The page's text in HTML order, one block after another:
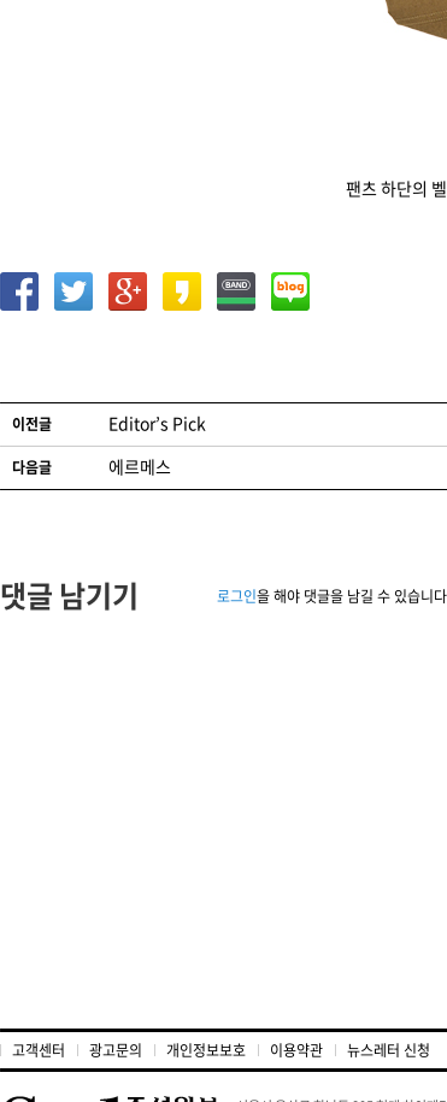
팬츠 하단의
글 네비게이션
이전글 Editor’s Pick
다음글 에르메스
댓글 남기기 로그인을 해야 댓글을 남길 수 있습니
고객센터 광고문의 개인정보보호 이용약관 뉴스레터 신청